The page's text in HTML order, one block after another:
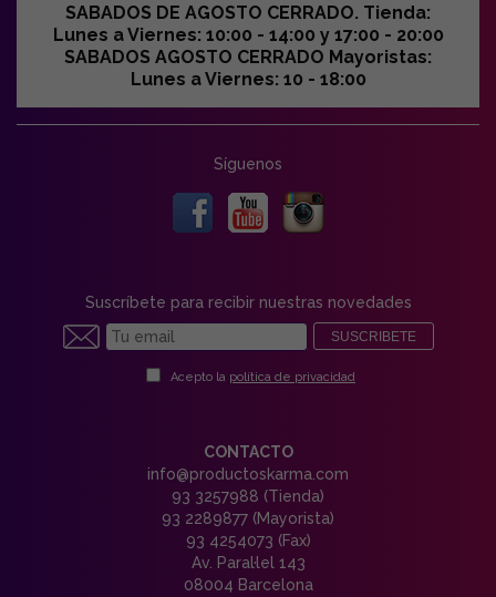
SABADOS DE AGOSTO CERRADO. Tienda:
Lunes a Viernes: 10:00 - 14:00 y 17:00 - 20:00
SABADOS AGOSTO CERRADO Mayoristas:
Lunes a Viernes: 10 - 18:00
Síguenos
Suscríbete para recibir nuestras novedades
SUSCRIBETE
Acepto la política de privacidad
CONTACTO
info@productoskarma.com
93 3257988 (Tienda)
93 2289877 (Mayorista)
93 4254073 (Fax)
Av. Paral·lel 143
08004 Barcelona